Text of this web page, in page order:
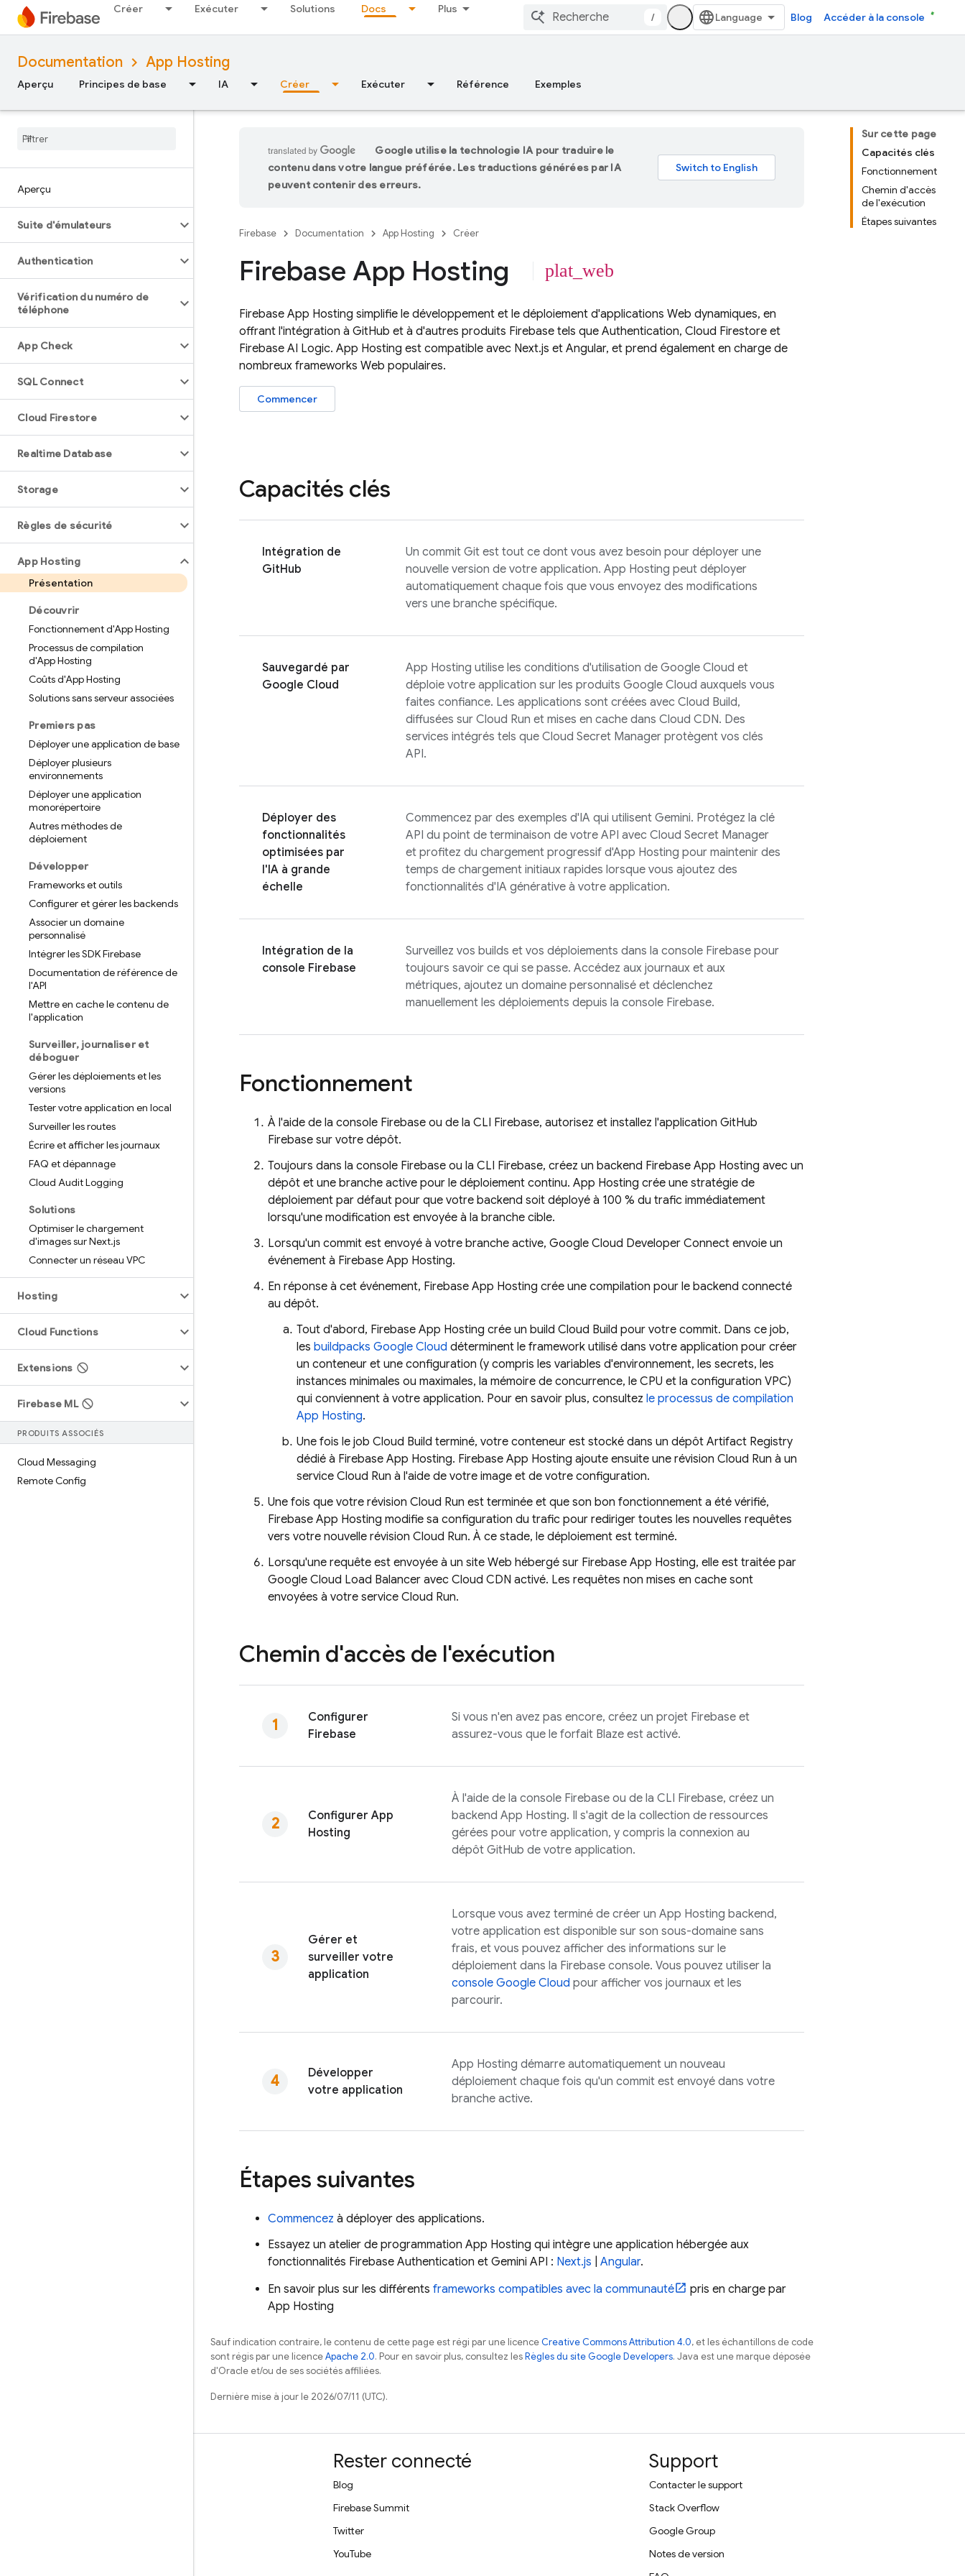
Créer Exécuter Solutions Docs Plus
/ Blog Accéder à la console
Documentation App Hosting
Aperçu Principes de base IA Créer Exécuter Référence Exemples
Aperçu
Suite d'émulateurs
Authentication
Vérification du numéro de
téléphone
App Check
SQL Connect
Cloud Firestore
Realtime Database
Storage
Règles de sécurité
App Hosting
Présentation
Découvrir
Fonctionnement d'App Hosting
Processus de compilation
d'App Hosting
Coûts d'App Hosting
Solutions sans serveur associées
Premiers pas
Déployer une application de base
Déployer plusieurs
environnements
Déployer une application
monorépertoire
Autres méthodes de
déploiement
Développer
Frameworks et outils
Configurer et gérer les backends
Associer un domaine
personnalisé
Intégrer les SDK Firebase
Documentation de référence de
l'API
Mettre en cache le contenu de
l'application
Surveiller,journaliser et
déboguer
Gérer les déploiements et les
versions
Tester votre application en local
Surveiller les routes
Écrire et afficher les journaux
FAQ et dépannage
Cloud Audit Logging
Solutions
Optimiser le chargement
d'images sur Next.js
Connecter un réseau VPC
Hosting
Cloud Functions
Extensions
Firebase ML
PRODUITS ASSOCIÉS
Cloud Messaging
Remote Config
Sur cette page
Capacités clés
Fonctionnement
Chemin d'accès
de l'exécution
Étapes suivantes
Google utilise la technologie IA pour traduire le
contenu dans votre langue préférée. Les traductions générées par IA
peuvent contenir des erreurs.
Firebase Documentation App Hosting Créer
Firebase App Hosting plat_web
Firebase App Hosting simplifie le développement et le déploiement d'applications Web dynamiques, en
offrant l'intégration à GitHub et à d'autres produits Firebase tels que Authentication, Cloud Firestore et
Firebase AI Logic. App Hosting est compatible avec Next.js et Angular, et prend également en charge de
nombreux frameworks Web populaires.
Commencer
Capacités clés
Intégration de
GitHub
Un commit Git est tout ce dont vous avez besoin pour déployer une
nouvelle version de votre application. App Hosting peut déployer
automatiquement chaque fois que vous envoyez des modifications
vers une branche spécifique.
Sauvegardé par
Google Cloud
App Hosting utilise les conditions d'utilisation de Google Cloud et
déploie votre application sur les produits Google Cloud auxquels vous
faites confiance. Les applications sont créées avec Cloud Build,
diffusées sur Cloud Run et mises en cache dans Cloud CDN. Des
services intégrés tels que Cloud Secret Manager protègent vos clés
API.
Déployer des
fonctionnalités
optimisées par
l'IA à grande
échelle
Commencez par des exemples d'IA qui utilisent Gemini. Protégez la clé
API du point de terminaison de votre API avec Cloud Secret Manager
et profitez du chargement progressif d'App Hosting pour maintenir des
temps de chargement initiaux rapides lorsque vous ajoutez des
fonctionnalités d'IA générative à votre application.
Intégration de la
console Firebase
Surveillez vos builds et vos déploiements dans la console Firebase pour
toujours savoir ce qui se passe. Accédez aux journaux et aux
métriques, ajoutez un domaine personnalisé et déclenchez
manuellement les déploiements depuis la console Firebase.
Fonctionnement
À l'aide de la console Firebase ou de la CLI Firebase, autorisez et installez l'application GitHub
Firebase sur votre dépôt.
Toujours dans la console Firebase ou la CLI Firebase, créez un backend Firebase App Hosting avec un
dépôt et une branche active pour le déploiement continu. App Hosting crée une stratégie de
déploiement par défaut pour que votre backend soit déployé à 100 % du trafic immédiatement
lorsqu'une modification est envoyée à la branche cible.
Lorsqu'un commit est envoyé à votre branche active, Google Cloud Developer Connect envoie un
événement à Firebase App Hosting.
En réponse à cet événement, Firebase App Hosting crée une compilation pour le backend connecté
au dépôt.
Tout d'abord, Firebase App Hosting crée un build Cloud Build pour votre commit. Dans ce job,
les buildpacks Google Cloud déterminent le framework utilisé dans votre application pour créer
un conteneur et une configuration (y compris les variables d'environnement, les secrets, les
instances minimales ou maximales, la mémoire de concurrence, le CPU et la configuration VPC)
qui conviennent à votre application. Pour en savoir plus, consultez le processus de compilation
App Hosting.
Une fois le job Cloud Build terminé, votre conteneur est stocké dans un dépôt Artifact Registry
dédié à Firebase App Hosting. Firebase App Hosting ajoute ensuite une révision Cloud Run à un
service Cloud Run à l'aide de votre image et de votre configuration.
Une fois que votre révision Cloud Run est terminée et que son bon fonctionnement a été vérifié,
Firebase App Hosting modifie sa configuration du trafic pour rediriger toutes les nouvelles requêtes
vers votre nouvelle révision Cloud Run. À ce stade, le déploiement est terminé.
Lorsqu'une requête est envoyée à un site Web hébergé sur Firebase App Hosting, elle est traitée par
Google Cloud Load Balancer avec Cloud CDN activé. Les requêtes non mises en cache sont
envoyées à votre service Cloud Run.
Chemin d'accès de l'exécution
Configurer
Firebase
Si vous n'en avez pas encore, créez un projet Firebase et
assurez-vous que le forfait Blaze est activé.
Configurer App
Hosting
À l'aide de la console Firebase ou de la CLI Firebase, créez un
backend App Hosting. Il s'agit de la collection de ressources
gérées pour votre application, y compris la connexion au
dépôt GitHub de votre application.
Gérer et
surveiller votre
application
Lorsque vous avez terminé de créer un App Hosting backend,
votre application est disponible sur son sous-domaine sans
frais, et vous pouvez afficher des informations sur le
déploiement dans la Firebase console. Vous pouvez utiliser la
console Google Cloud pour afficher vos journaux et les
parcourir.
Développer
votre application
App Hosting démarre automatiquement un nouveau
déploiement chaque fois qu'un commit est envoyé dans votre
branche active.
Étapes suivantes
Commencez à déployer des applications.
Essayez un atelier de programmation App Hosting qui intègre une application hébergée aux
fonctionnalités Firebase Authentication et Gemini API : Next.js Angular.
En savoir plus sur les différents frameworks compatibles avec la communauté
pris en charge par
App Hosting
Sauf indication contraire, le contenu de cette page est régi par une licenceCreative Commons Attribution 4.0, et les échantillons de code
sont régis par une licenceApache 2.0. Pour en savoir plus, consultez lesRègles du site Google Developers. Java est une marque déposée
d'Oracle et/ou de ses sociétés affiliées.
Dernière mise à jour le 2026/07/11 (UTC).
Rester connecté
Blog
Firebase Summit
Twitter
YouTube
Support
Contacter le support
Stack Overflow
Google Group
Notes de version